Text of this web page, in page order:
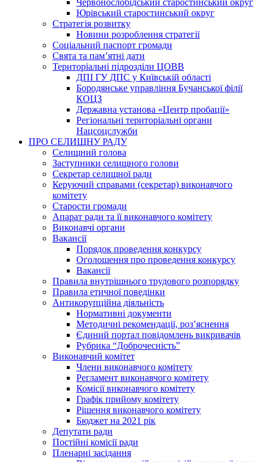
Червонослобідський старостинський округ
Юрівський старостинський округ
Стратегія розвитку
Новини розроблення стратегії
Соціальний паспорт громади
Свята та пам’ятні дати
Територіальні підрозділи ЦОВВ
ДПІ ГУ ДПС у Київській області
Бородянське управління Бучанської філії
КОЦЗ
Державна установа «Центр пробації»
Регіональні територіальні органи
Нацсоцслужби
ПРО СЕЛИЩНУ РАДУ
Селищний голова
Заступники селищного голови
Секретар селищної ради
Керуючий справами (секретар) виконавчого
комітету
Старости громади
Апарат ради та її виконавчого комітету
Виконавчі органи
Вакансії
Порядок проведення конкурсу
Оголошення про проведення конкурсу
Вакансії
Правила внутрішнього трудового розпорядку
Правила етичної поведінки
Антикорупційна діяльність
Нормативні документи
Методичні рекомендації, роз’яснення
Єдиний портал повідомлень викривачів
Рубрика “Доброчесність”
Виконавчий комітет
Члени виконавчого комітету
Регламент виконавчого комітету
Комісії виконавчого комітету
Графік прийому комітету
Рішення виконавчого комітету
Бюджет на 2021 рік
Депутати ради
Постійні комісії ради
Пленарні засідання